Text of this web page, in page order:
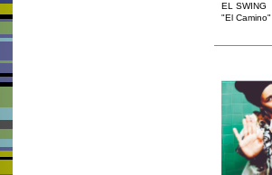
EL SWING
"El Camino"